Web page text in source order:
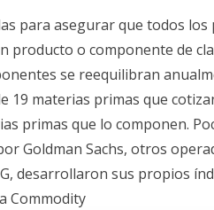
para asegurar que todos
producto o componente de
se reequilibran
19 materias primas que
primas que lo componen.
Goldman Sachs, otros
desarrollaron sus propios
Commodity